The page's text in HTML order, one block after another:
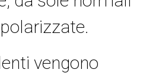
vengono